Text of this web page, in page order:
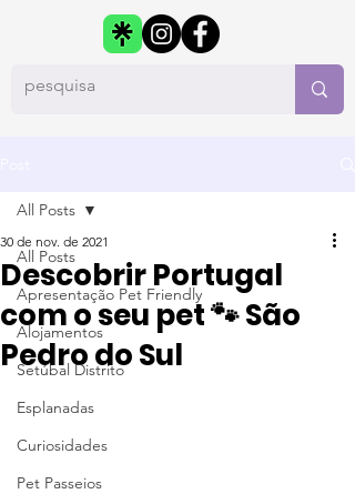
All Posts
Apresentação Pet Friendly
Alojamentos
Setúbal Distrito
Esplanadas
Curiosidades
Pet Passeios
All Posts
Descobrir Portugal
com o seu pet 🐾 São
Pedro do Sul
30 de nov. de 2021